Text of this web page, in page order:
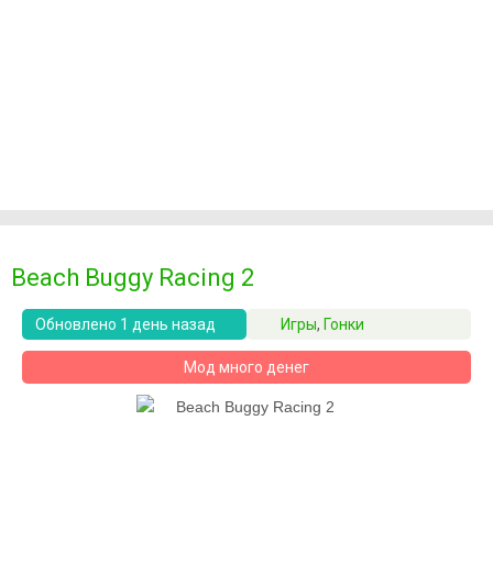
Beach Buggy Racing 2
Обновлено 1 день назад Игры, Гонки
Мод много денег